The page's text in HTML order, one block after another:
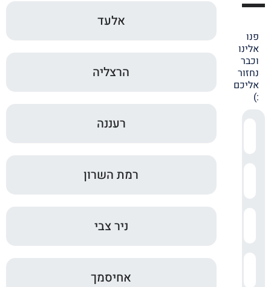
פנו
אלינו
וכבר
נחזור
אליכם
:)
אלעד
הרצליה
רעננה
רמת השרון
ניר צבי
אחיסמך